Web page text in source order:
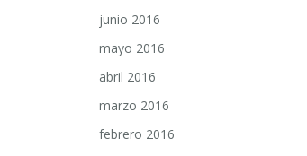
junio 2016
mayo 2016
abril 2016
marzo 2016
febrero 2016